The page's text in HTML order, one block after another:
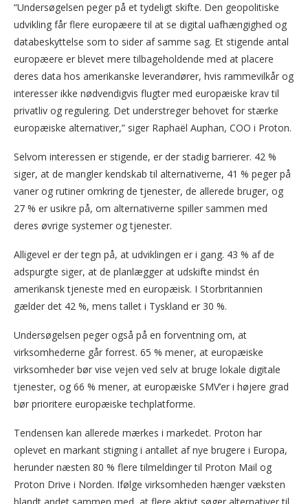
“Undersøgelsen peger på et tydeligt skifte. Den geopolitiske
udvikling får flere europæere til at se digital uafhængighed og
databeskyttelse som to sider af samme sag. Et stigende antal
europæere er blevet mere tilbageholdende med at placere
deres data hos amerikanske leverandører, hvis rammevilkår og
interesser ikke nødvendigvis flugter med europæiske krav til
privatliv og regulering. Det understreger behovet for stærke
europæiske alternativer,” siger Raphaël Auphan, COO i Proton.
Selvom interessen er stigende, er der stadig barrierer. 42 %
siger, at de mangler kendskab til alternativerne, 41 % peger på
vaner og rutiner omkring de tjenester, de allerede bruger, og
27 % er usikre på, om alternativerne spiller sammen med
deres øvrige systemer og tjenester.
Alligevel er der tegn på, at udviklingen er i gang. 43 % af de
adspurgte siger, at de planlægger at udskifte mindst én
amerikansk tjeneste med en europæisk. I Storbritannien
gælder det 42 %, mens tallet i Tyskland er 30 %.
Undersøgelsen peger også på en forventning om, at
virksomhederne går forrest. 65 % mener, at europæiske
virksomheder bør vise vejen ved selv at bruge lokale digitale
tjenester, og 66 % mener, at europæiske SMV’er i højere grad
bør prioritere europæiske techplatforme.
Tendensen kan allerede mærkes i markedet. Proton har
oplevet en markant stigning i antallet af nye brugere i Europa,
herunder næsten 80 % flere tilmeldinger til Proton Mail og
Proton Drive i Norden. Ifølge virksomheden hænger væksten